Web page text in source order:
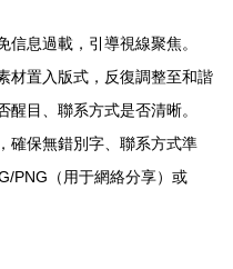
信息過載，引導視線聚焦。
材置入版式，反復調整至和諧
目、聯系方式是否清晰。
確保無錯別字、聯系方式準
PNG（用于網絡分享）或